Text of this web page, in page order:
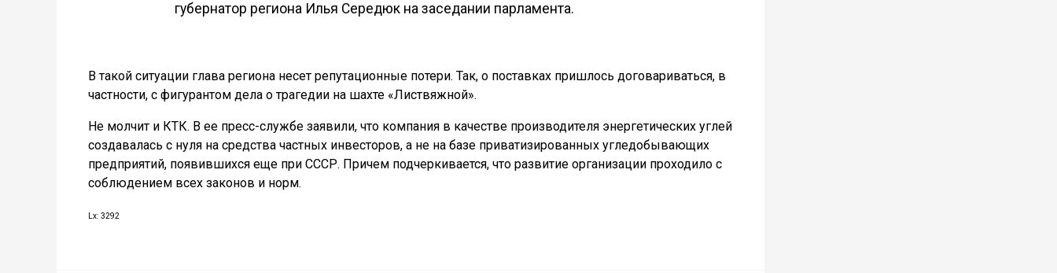
губернатор региона Илья Середюк на заседании парламента.
В такой ситуации глава региона несет репутационные потери. Так, о поставках пришлось договариваться, в
частности, с фигурантом дела о трагедии на шахте «Листвяжной».
Не молчит и КТК. В ее пресс-службе заявили, что компания в качестве производителя энергетических углей
создавалась с нуля на средства частных инвесторов, а не на базе приватизированных угледобывающих
предприятий, появившихся еще при СССР. Причем подчеркивается, что развитие организации проходило с
соблюдением всех законов и норм.
Lx: 3292